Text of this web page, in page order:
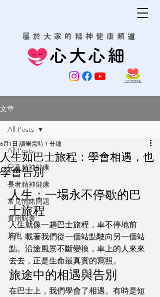
心大心細
屬於大家的精神健康頻道
文章
All Posts
兒童精神健康
長者精神健康
常見情緒問題
實用錦囊
其他
All Posts
人生如巴士旅程：學會相遇，也
學會告別
6月1日 讀畢需時 1 分鐘
人生：一場永不停歇的巴
士旅程
人生就像一趟巴士旅程，車不停地前
行，載著我們從一個站點駛向另一個站
點。沿途風景不斷變換，車上的人來來
去去，正是生命最真實的寫照。
旅途中的相遇與告別
在巴士上，我們學會了相遇。有時是短